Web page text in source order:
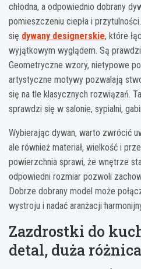
chłodna, a odpowiednio dobrany
pomieszczeniu ciepła i
się dywany designerskie, które
wyjątkowym wyglądem. Są
Geometryczne wzory, nietypowe
artystyczne motywy pozwalają
się na tle klasycznych rozwiązań.
sprawdzi się w salonie, sypialni,
Wybierając dywan, warto zwrócić
ale również materiał, wielkość i
powierzchnia sprawi, że wnętrze
odpowiedni rozmiar pozwoli
Dobrze dobrany model może
wystroju i nadać aranżacji
Zazdrostki do
detal, duża różnica